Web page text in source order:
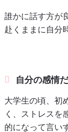
誰かに話す方が
赴くままに自分
自分の感情
大学生の頃、初
く、ストレスを
的になって言い